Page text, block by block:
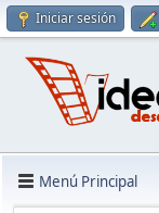
Iniciar sesión
Menú Principal